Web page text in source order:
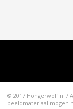
© 2017 Hongerwolf.nl /
beeldmateriaal mogen